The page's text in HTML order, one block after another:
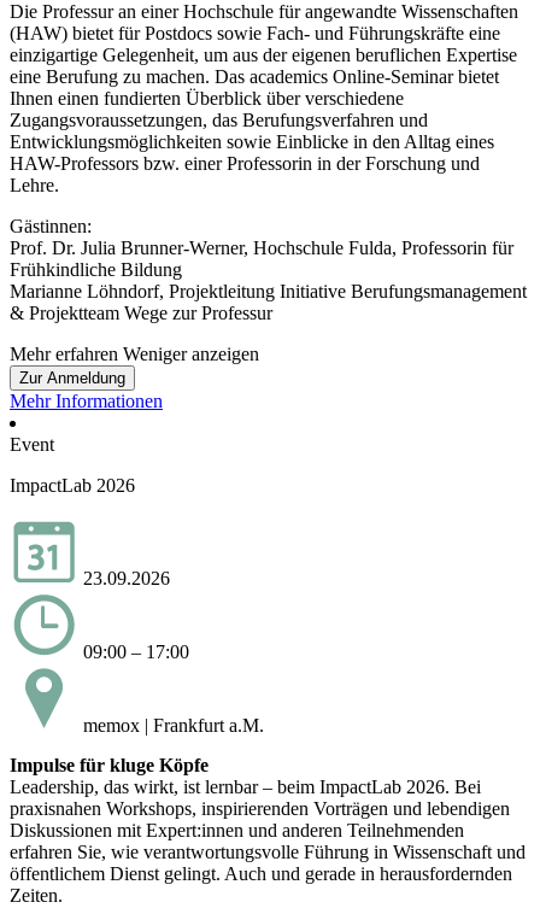
Die Professur an einer Hochschule für angewandte Wissenschaften
(HAW) bietet für Postdocs sowie Fach- und Führungskräfte eine
einzigartige Gelegenheit, um aus der eigenen beruflichen Expertise
eine Berufung zu machen. Das academics Online-Seminar bietet
Ihnen einen fundierten Überblick über verschiedene
Zugangsvoraussetzungen, das Berufungsverfahren und
Entwicklungsmöglichkeiten sowie Einblicke in den Alltag eines
HAW-Professors bzw. einer Professorin in der Forschung und
Lehre.
Gästinnen:
Prof. Dr. Julia Brunner-Werner, Hochschule Fulda, Professorin für
Frühkindliche Bildung
Marianne Löhndorf, Projektleitung Initiative Berufungsmanagement
& Projektteam Wege zur Professur
Mehr erfahren Weniger anzeigen
Zur Anmeldung
Mehr Informationen
Event
ImpactLab 2026
23.09.2026
09:00 – 17:00
memox | Frankfurt a.M.
Impulse für kluge Köpfe
Leadership, das wirkt, ist lernbar – beim ImpactLab 2026. Bei
praxisnahen Workshops, inspirierenden Vorträgen und lebendigen
Diskussionen mit Expert:innen und anderen Teilnehmenden
erfahren Sie, wie verantwortungsvolle Führung in Wissenschaft und
öffentlichem Dienst gelingt. Auch und gerade in herausfordernden
Zeiten.